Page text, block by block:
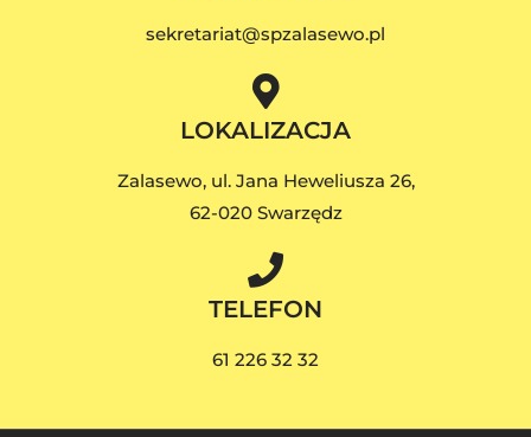
sekretariat@spzalasewo.pl
LOKALIZACJA
Zalasewo, ul. Jana Heweliusza 26,
62-020 Swarzędz
TELEFON
61 226 32 32